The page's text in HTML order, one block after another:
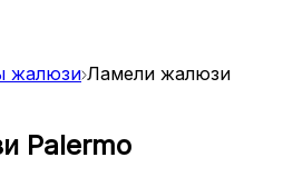
жалюзи Ламели жалюзи
Palermo